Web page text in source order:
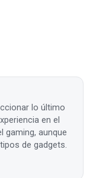
lo último
en el
gaming, aunque
de gadgets.